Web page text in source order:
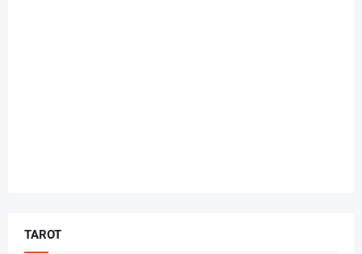
TAROT